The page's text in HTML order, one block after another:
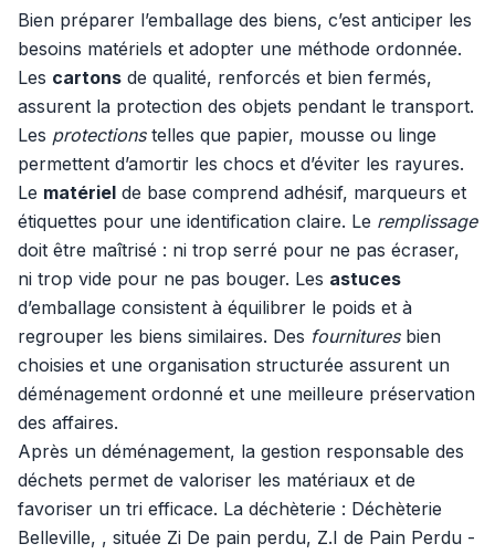
Bien préparer l’emballage des biens, c’est anticiper les
besoins matériels et adopter une méthode ordonnée.
Les cartons de qualité, renforcés et bien fermés,
assurent la protection des objets pendant le transport.
Les protectionstelles que papier, mousse ou linge
permettent d’amortir les chocs et d’éviter les rayures.
Le matériel de base comprend adhésif, marqueurs et
étiquettes pour une identification claire. Le remplissage
doit être maîtrisé : ni trop serré pour ne pas écraser,
ni trop vide pour ne pas bouger. Les astuces
d’emballage consistent à équilibrer le poids et à
regrouper les biens similaires. Des fournituresbien
choisies et une organisation structurée assurent un
déménagement ordonné et une meilleure préservation
des affaires.
Après un déménagement, la gestion responsable des
déchets permet de valoriser les matériaux et de
favoriser un tri efficace. La déchèterie : Déchèterie
Belleville, , située Zi De pain perdu, Z.I de Pain Perdu -